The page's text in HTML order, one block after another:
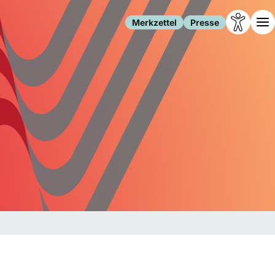
Merkzettel Presse
Leben
Familie
Freizeit
Gesundheit
Internet
Gesellschaft
Forschung
Migration
Polizei